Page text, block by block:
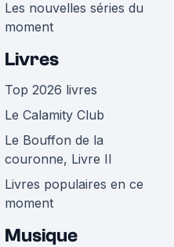
Les nouvelles séries du
moment
Livres
Top 2026 livres
Le Calamity Club
Le Bouffon de la
couronne, Livre II
Livres populaires en ce
moment
Musique